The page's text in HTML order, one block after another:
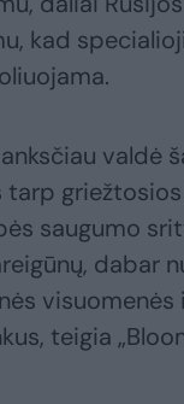
kad
valdė
tarp
saugumo
dabar
visuomenės
teigia